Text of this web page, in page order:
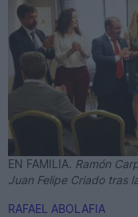
EN FAMILIA. Ramón
Juan Felipe Criado tras
RAFAEL ABOLAFIA